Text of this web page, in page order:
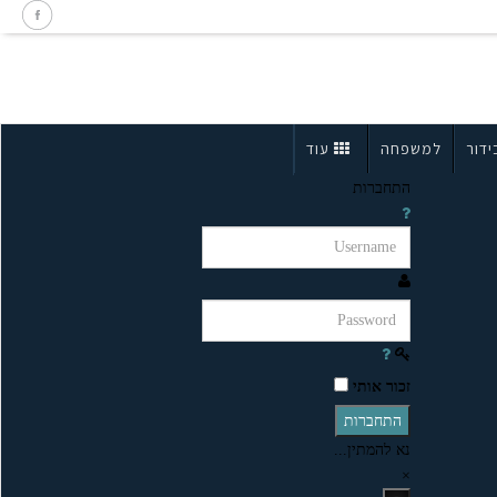
למשפחה עוד
התחברות
זכור אותי
התחברות
נא להמתין...
×